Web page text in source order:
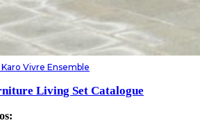
Vivre Ensemble
Living Set Catalogue